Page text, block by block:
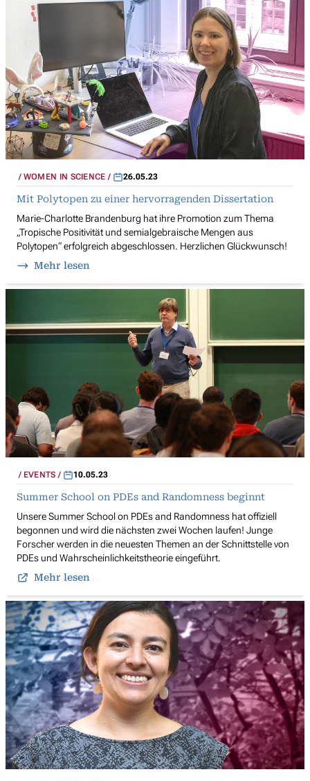
WOMEN IN SCIENCE 26.05.23
Mit Polytopen zu einer hervorragenden Dissertation
Marie-Charlotte Brandenburg hat ihre Promotion zum Thema
„Tropische Positivität und semialgebraische Mengen aus
Polytopen“ erfolgreich abgeschlossen. Herzlichen Glückwunsch!
Mehr lesen
EVENTS 10.05.23
Summer School on PDEs and Randomness beginnt
Unsere Summer School on PDEs and Randomness hat offiziell
begonnen und wird die nächsten zwei Wochen laufen! Junge
Forscher werden in die neuesten Themen an der Schnittstelle von
PDEs und Wahrscheinlichkeitstheorie eingeführt.
Mehr lesen